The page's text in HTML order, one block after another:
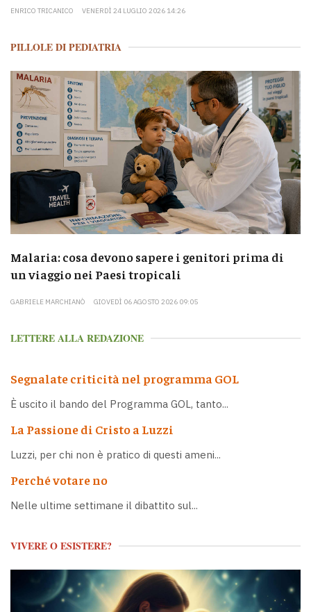
ENRICO TRICANICO VENERDÌ 24 LUGLIO 2026 14:26
PILLOLE DI PEDIATRIA
Malaria: cosa devono sapere i genitori prima di
un viaggio nei Paesi tropicali
GABRIELE MARCHIANÒ GIOVEDÌ 06 AGOSTO 2026 09:05
LETTERE ALLA REDAZIONE
Segnalate criticità nel programma GOL
È uscito il bando del Programma GOL, tanto...
La Passione di Cristo a Luzzi
Luzzi, per chi non è pratico di questi ameni...
Perché votare no
Nelle ultime settimane il dibattito sul...
VIVERE O ESISTERE?